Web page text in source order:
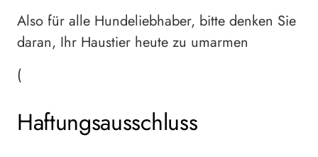
Also für alle Hundeliebhaber, bitte denken Sie
daran, Ihr Haustier heute zu umarmen
(
Haftungsausschluss